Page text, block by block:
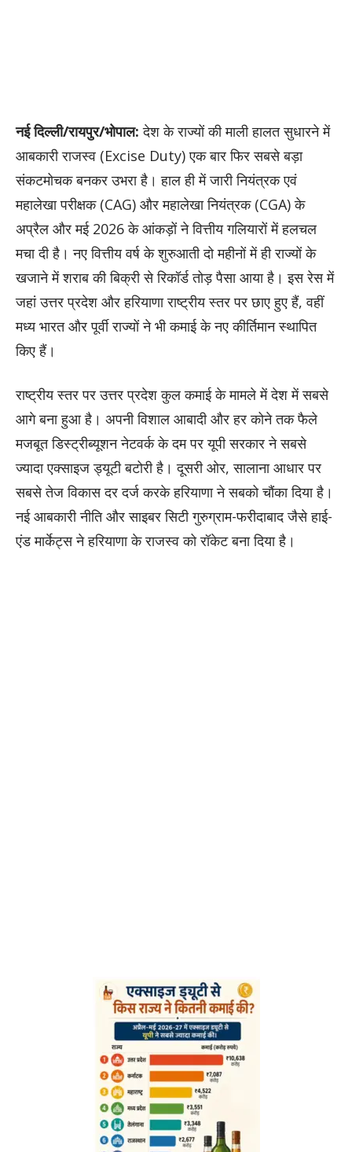
नई दिल्ली/रायपुर/भोपाल: देश के राज्यों की माली हालत सुधारने में
आबकारी राजस्व (Excise Duty) एक बार फिर सबसे बड़ा
संकटमोचक बनकर उभरा है। हाल ही में जारी नियंत्रक एवं
महालेखा परीक्षक (CAG) और महालेखा नियंत्रक (CGA) के
अप्रैल और मई 2026 के आंकड़ों ने वित्तीय गलियारों में हलचल
मचा दी है। नए वित्तीय वर्ष के शुरुआती दो महीनों में ही राज्यों के
खजाने में शराब की बिक्री से रिकॉर्ड तोड़ पैसा आया है। इस रेस में
जहां उत्तर प्रदेश और हरियाणा राष्ट्रीय स्तर पर छाए हुए हैं, वहीं
मध्य भारत और पूर्वी राज्यों ने भी कमाई के नए कीर्तिमान स्थापित
किए हैं।
राष्ट्रीय स्तर पर उत्तर प्रदेश कुल कमाई के मामले में देश में सबसे
आगे बना हुआ है। अपनी विशाल आबादी और हर कोने तक फैले
मजबूत डिस्ट्रीब्यूशन नेटवर्क के दम पर यूपी सरकार ने सबसे
ज्यादा एक्साइज ड्यूटी बटोरी है। दूसरी ओर, सालाना आधार पर
सबसे तेज विकास दर दर्ज करके हरियाणा ने सबको चौंका दिया है।
नई आबकारी नीति और साइबर सिटी गुरुग्राम-फरीदाबाद जैसे हाई-
एंड मार्केट्स ने हरियाणा के राजस्व को रॉकेट बना दिया है।